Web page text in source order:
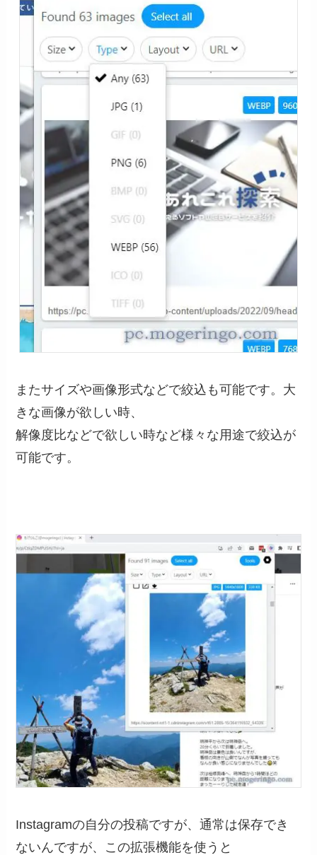
またサイズや画像形式などで絞込も可能です。大
きな画像が欲しい時、
解像度比などで欲しい時など様々な用途で絞込が
可能です。
Instagramの自分の投稿ですが、通常は保存でき
ないんですが、この拡張機能を使うと